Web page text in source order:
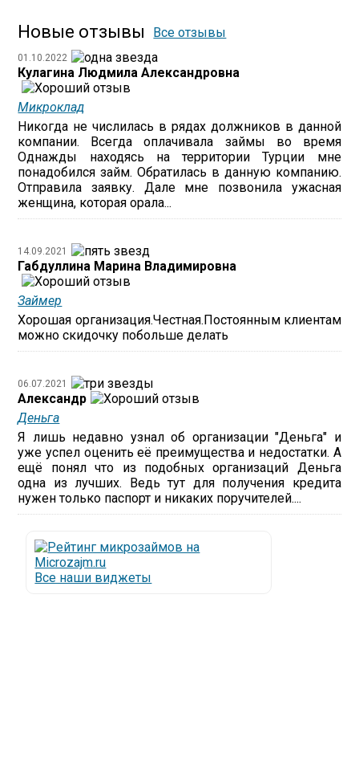
Новые отзывы Все отзывы
01.10.2022
Кулагина Людмила Александровна
Микроклад
Никогда не числилась в рядах должников в данной
компании. Всегда оплачивала займы во время
Однажды находясь на территории Турции мне
понадобился займ. Обратилась в данную компанию.
Отправила заявку. Дале мне позвонила ужасная
женщина, которая орала...
14.09.2021
Габдуллина Марина Владимировна
Займер
Хорошая организация.Честная.Постоянным клиентам
можно скидочку побольше делать
06.07.2021
Александр
Деньга
Я лишь недавно узнал об организации "Деньга" и
уже успел оценить её преимущества и недостатки. А
ещё понял что из подобных организаций Деньга
одна из лучших. Ведь тут для получения кредита
нужен только паспорт и никаких поручителей....
Все наши виджеты